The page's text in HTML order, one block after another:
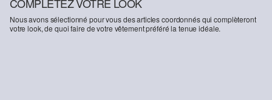
Retrouvez plus d’informations sur nos pages consacrées aux
questions de responsabilité
COMPLÉTEZ VOTRE LOOK
Nous avons sélectionné pour vous des articles coordonnés qui complèteront
votre look, de quoi faire de votre vêtement préféré la tenue idéale.